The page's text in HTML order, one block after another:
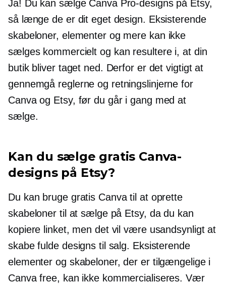
Ja! Du kan sælge Canva Pro-designs på Etsy,
så længe de er dit eget design. Eksisterende
skabeloner, elementer og mere kan ikke
sælges kommercielt og kan resultere i, at din
butik bliver taget ned. Derfor er det vigtigt at
gennemgå reglerne og retningslinjerne for
Canva og Etsy, før du går i gang med at
sælge.
Kan du sælge gratis Canva-
designs på Etsy?
Du kan bruge gratis Canva til at oprette
skabeloner til at sælge på Etsy, da du kan
kopiere linket, men det vil være usandsynligt at
skabe fulde designs til salg. Eksisterende
elementer og skabeloner, der er tilgængelige i
Canva free, kan ikke kommercialiseres. Vær